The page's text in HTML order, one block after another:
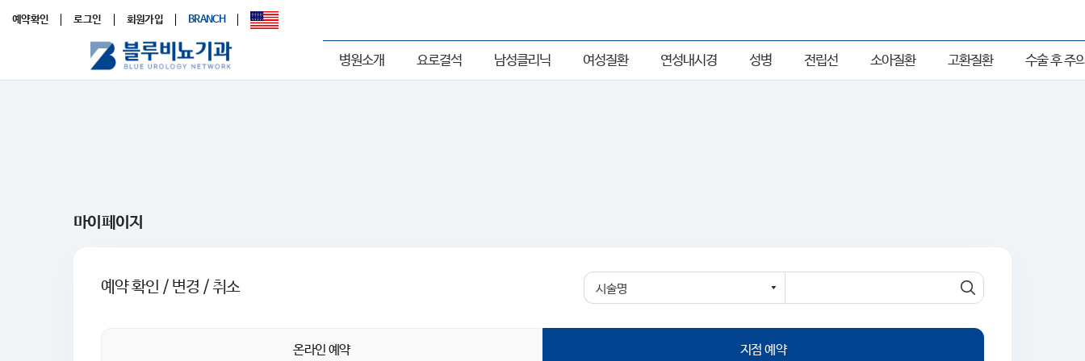
예약확인 로그인 회원가입 BRANCH
병원소개 요로결석 남성클리닉 여성질환 연성내시경 성병 전립선 소아질환 고환질환 수술 후 주
마이페이지
예약 확인 / 변경 / 취소
온라인 예약 지점 예약